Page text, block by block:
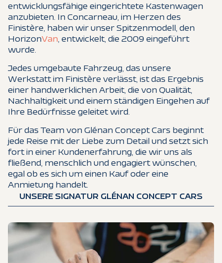
entwicklungsfähige eingerichtete Kastenwagen
anzubieten. In Concarneau, im Herzen des
Finistère, haben wir unser Spitzenmodell, den
HorizonVan , entwickelt, die 2009 eingeführt
wurde.
Jedes umgebaute Fahrzeug, das unsere
Werkstatt im Finistère verlässt, ist das Ergebnis
einer handwerklichen Arbeit, die von Qualität,
Nachhaltigkeit und einem ständigen Eingehen auf
Ihre Bedürfnisse geleitet wird.
Für das Team von Glénan Concept Cars beginnt
jede Reise mit der Liebe zum Detail und setzt sich
fort in einer Kundenerfahrung, die wir uns als
fließend, menschlich und engagiert wünschen,
egal ob es sich um einen Kauf oder eine
Anmietung handelt.
UNSERE SIGNATUR GLÉNAN CONCEPT CARS